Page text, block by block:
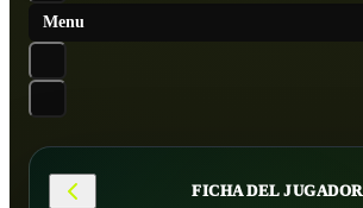
Menu
FICHA DEL JUGADOR